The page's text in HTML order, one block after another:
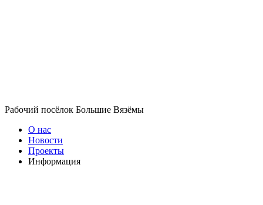
Рабочий посёлок Большие Вязёмы
О нас
Новости
Проекты
Информация